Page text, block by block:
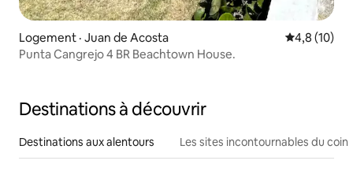
Logement · Juan de Acosta Note
4,8 (10)
Punta Cangrejo 4 BR Beachtown House.
Destinations à découvrir
Destinations aux alentours Les sites incontournables du coin